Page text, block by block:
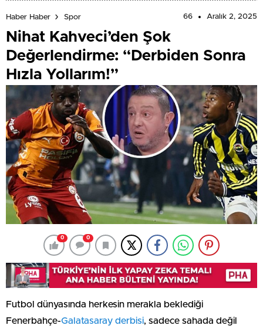
Haber Haber Spor 66 Aralık 2, 2025
Nihat Kahveci’den Şok
Değerlendirme: “Derbiden Sonra
Hızla Yollarım!”
0 0
Futbol dünyasında herkesin merakla beklediği
Fenerbahçe-Galatasaray derbisi, sadece sahada değil